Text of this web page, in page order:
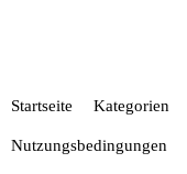
Startseite Kategorien
Nutzungsbedingungen